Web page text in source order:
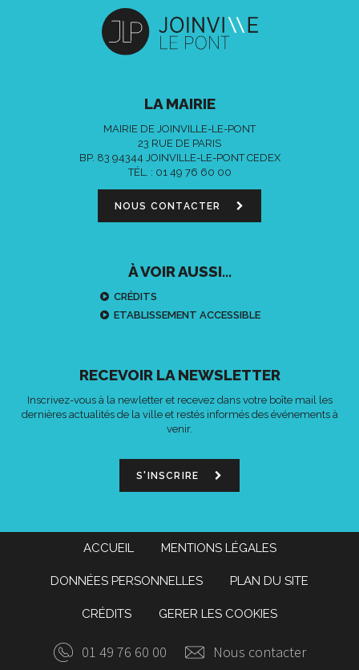
LA MAIRIE
MAIRIE DE JOINVILLE-LE-PONT
23 RUE DE PARIS
BP. 83 94344 JOINVILLE-LE-PONT CEDEX
TÉL. : 01 49 76 60 00
NOUS CONTACTER
À VOIR AUSSI...
CRÉDITS
ETABLISSEMENT ACCESSIBLE
RECEVOIR LA NEWSLETTER
Inscrivez-vous à la newletter et recevez dans votre boîte mail les
dernières actualités de la ville et restés informés des événements à
venir.
S'INSCRIRE
ACCUEIL MENTIONS LÉGALES
DONNÉES PERSONNELLES PLAN DU SITE
CRÉDITS GERER LES COOKIES
01 49 76 60 00 Nous contacter